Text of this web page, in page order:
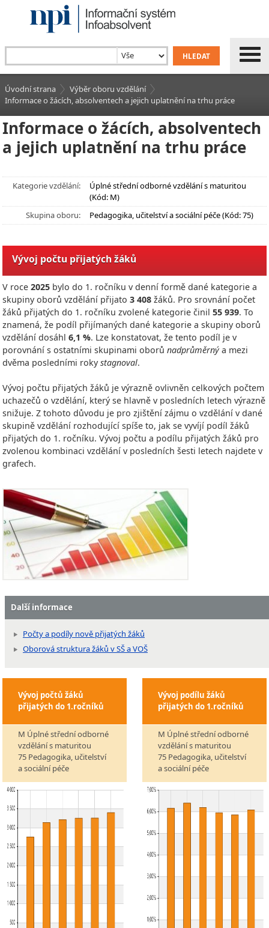
Úvodní strana
Výběr oboru vzdělání
Informace o žácích, absolventech a jejich uplatnění na trhu práce
Informace o žácích, absolventech
a jejich uplatnění na trhu práce
Kategorie vzdělání:
Úplné střední odborné vzdělání s maturitou
(Kód: M)
Skupina oboru:
Pedagogika, učitelství a sociální péče (Kód: 75)
Vývoj počtu přijatých žáků
V roce 2025 bylo do 1. ročníku v denní formě dané kategorie a
skupiny oborů vzdělání přijato 3 408 žáků. Pro srovnání počet
žáků přijatých do 1. ročníku zvolené kategorie činil 55 939. To
znamená, že podíl přijímaných dané kategorie a skupiny oborů
vzdělání dosáhl 6,1 %. Lze konstatovat, že tento podíl je v
porovnání s ostatními skupinami oborů nadprůměrnýa mezi
dvěma posledními rokystagnoval.
Vývoj počtu přijatých žáků je výrazně ovlivněn celkových počtem
uchazečů o vzdělání, který se hlavně v posledních letech výrazně
snižuje. Z tohoto důvodu je pro zjištění zájmu o vzdělání v dané
skupině vzdělání rozhodující spíše to, jak se vyvíjí podíl žáků
přijatých do 1. ročníku. Vývoj počtu a podílu přijatých žáků pro
zvolenou kombinaci vzdělání v posledních šesti letech najdete v
grafech.
Další informace
Počty a podíly nově přijatých žáků
Oborová struktura žáků v SŠ a VOŠ
Vývoj počtů žáků
přijatých do 1.ročníků
M Úplné střední odborné
vzdělání s maturitou
75 Pedagogika, učitelství
a sociální péče
Vývoj podílu žáků
přijatých do 1.ročníků
M Úplné střední odborné
vzdělání s maturitou
75 Pedagogika, učitelství
a sociální péče